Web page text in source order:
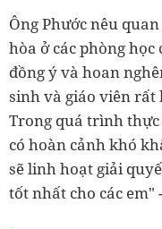
Ông Phước nêu
hòa ở các phòng học
đồng ý và hoan
sinh và giáo viên rất
Trong quá trình
có hoàn cảnh khó
sẽ linh hoạt giải
tốt nhất cho các em"